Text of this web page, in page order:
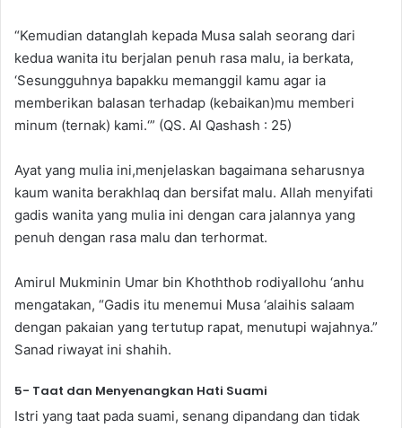
“Kemudian datanglah kepada Musa salah seorang dari
kedua wanita itu berjalan penuh rasa malu, ia berkata,
‘Sesungguhnya bapakku memanggil kamu agar ia
memberikan balasan terhadap (kebaikan)mu memberi
minum (ternak) kami.‘” (QS. Al Qashash : 25)
Ayat yang mulia ini,menjelaskan bagaimana seharusnya
kaum wanita berakhlaq dan bersifat malu. Allah menyifati
gadis wanita yang mulia ini dengan cara jalannya yang
penuh dengan rasa malu dan terhormat.
Amirul Mukminin Umar bin Khoththob rodiyallohu ‘anhu
mengatakan, “Gadis itu menemui Musa ‘alaihis salaam
dengan pakaian yang tertutup rapat, menutupi wajahnya.”
Sanad riwayat ini shahih.
5- Taat dan Menyenangkan Hati Suami
Istri yang taat pada suami, senang dipandang dan tidak